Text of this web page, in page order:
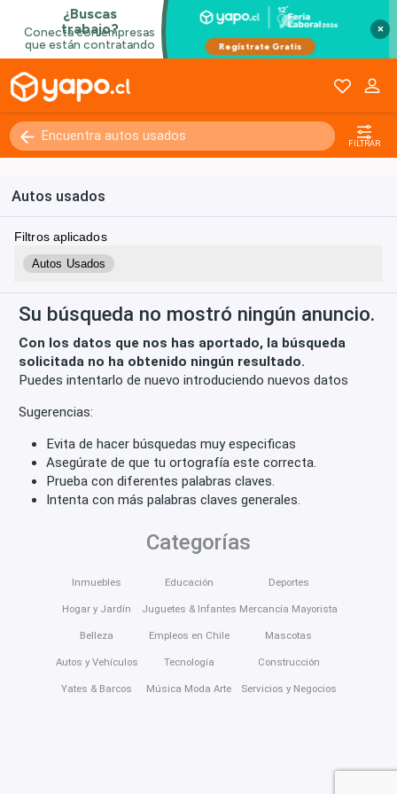
×
FILTRAR
Autos usados
Filtros aplicados
Autos Usados
Su búsqueda no mostró ningún anuncio.
Con los datos que nos has aportado, la búsqueda
solicitada no ha obtenido ningún resultado.
Puedes intentarlo de nuevo introduciendo nuevos datos
Sugerencias:
Evita de hacer búsquedas muy especificas
Asegúrate de que tu ortografía este correcta.
Prueba con diferentes palabras claves.
Intenta con más palabras claves generales.
Categorías
Inmuebles
Hogar y Jardín
Belleza
Autos y Vehículos
Yates & Barcos
Educación
Juguetes & Infantes
Empleos en Chile
Tecnología
Música Moda Arte
Deportes
Mercancía Mayorista
Mascotas
Construcción
Servicios y Negocios
Kilómetros 0 - 250000+